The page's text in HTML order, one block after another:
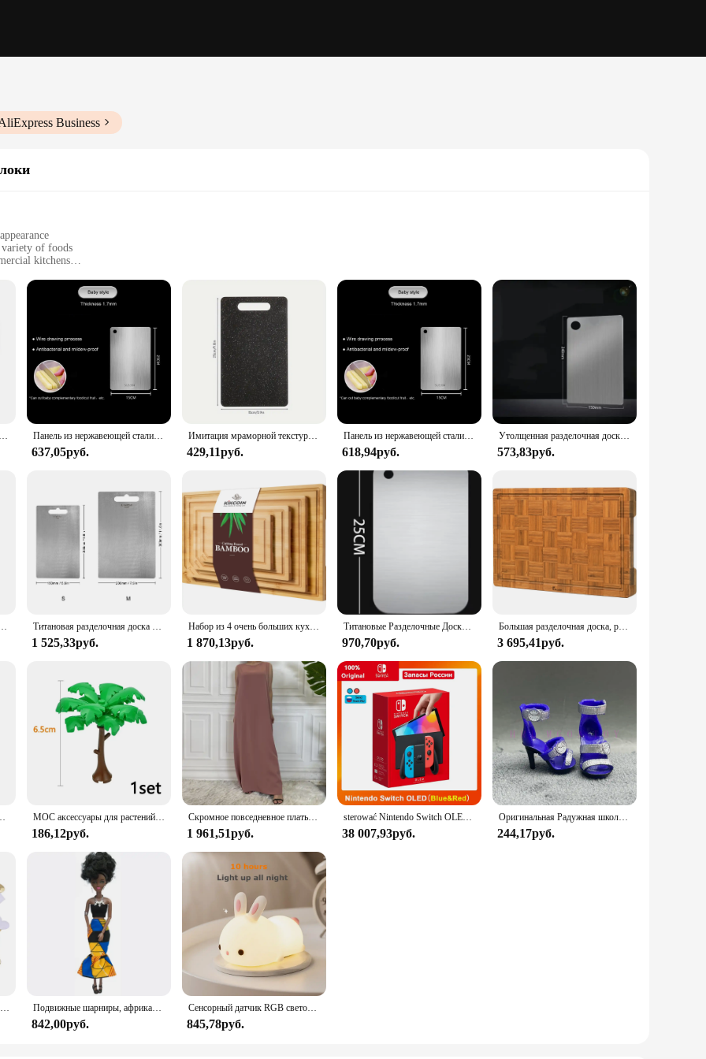
Business
variety of foods
kitchens
resistant to stains and odors
Crafted from premium, high-density plastic, this cutting board is designed to withstand the rigors of daily kitchen use.
Cutting Board's durability ensures that it can handle the toughest chopping tasks with ease. Its non-slip surface provides a secure
stylish. Its ergonomic shape is thoughtfully crafted to fit comfortably in your hand, reducing fatigue during prolonged use. The board's
large pieces of meat or vegetables. The Farberware Cutting Board is not just a tool; it's a partner in your kitchen, designed to
Cutting Board. Its smooth surface makes it easy to wipe down or rinse, and it's dishwasher safe for added convenience. The cutting
hygienic and fresh-looking, even after repeated use. Whether you're prepping for a small dinner party or a large family gathering, the
to the demands of any kitchen environment.
Набор бамбуковых досок для сыра с посудой, кухонные инструменты для готовки, портативные открытые обеденные тарелки, Набор бамбуковых разделочных досок Панель из нержавеющей стали и разделочная доска для кухни, домашняя утолщенная двухсторонняя разделочная доска, доска для замешивания теста
637,05руб.
Имитация мраморной текстуры, ПП, пластиковая разделочная доска, антибактериальная кухонная разделочная доска для овощей с плесенью, которую можно мыть в посудомоечной машине
429,11руб.
Панель из нержавеющей стали 316, разделочная доска, кухонная, бытовая, утолщенная, двусторонняя разделочная доска, блок тестовой доски
618,94руб.
Утолщенная разделочная доска из нержавеющей стали, антибактериальная доска для замешивания теста с защитой от плесени, кухонная разделочная доска для фруктов и овощей
573,83руб.
панель, измельчитель, стол для резки еды, разделочная доска для теста, кухонные аксессуары Титановая разделочная доска толщиной 1,8 мм, высокое качество для дома, кухни, приготовления пищи, кемпинга, пешего туризма, удобного подвешивания
1 525,33руб.
Набор из 4 очень больших кухонных бамбуковых разделочных досок, сверхпрочная разделочная доска с пазом для сока, внутренняя ручка.
1 870,13руб.
Титановые Разделочные Доски Для Кухни Нержавеющая Сталь 304 Утолщенные Двусторонние Пищевого Качества Портативные Для Нарезки Фруктов И Мяса Разделочная доска Пищевая безопасность Инструмент для нарезкиПрочный
970,70руб.
Большая разделочная доска, разделочная доска, кухонная доска, пятислойная утолщенная, рождественские подарки, подарок для семьи и друзей
3 695,41руб.
кемпинга треккинговая рыбалка дождевик уличная анти-УФ-одежда MOC аксессуары для растений, кирпичи 3471 2435 6064 3778, городской дом, деревья, сосна, колючая кущ, зеленая трава, военные строительные кирпичи, игрушки
186,12руб.
Скромное повседневное платье Abaya Femme, универсальное внутреннее платье без рукавов, мусульманское платье для женщин, халат макси, кафтан, марокканская исламская одежда
1 961,51руб.
sterować Nintendo Switch OLED-модель, белый набор, 7-дюймовый цветной экран, ручка Joy Con, улучшенная аудиорегулируема консоль, стабильный режим телевизора
38 007,93руб.
Оригинальная Радужная школьная кукла, можно выбрать обувь, каблук, сапоги, игрушки для девочек «сделай сам»
244,17руб.
100 шт., 35 мм, романтическая губка, атласная ткань, лепестки в форме сердца, свадебные конфетти, настольная кровать, лепестки в форме сердца, свадебное украшение на день Святого Валентина Подвижные шарниры, африканская черная кукла для американских кукол, аксессуары, тело Nudy с одеждой для Барби, игрушка для девочки, ролевая детская игрушка, подарок
842,00руб.
Сенсорный датчик RGB светодиодный ночник с кроликом, 16 цветов, USB перезаряжаемая силиконовая лампа в виде кролика для детей, детские игрушки, подарок на фестиваль
845,78руб.